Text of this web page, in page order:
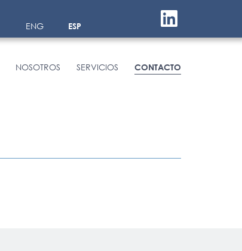
ENG ESP
NOSOTROS SERVICIOS CONTACTO